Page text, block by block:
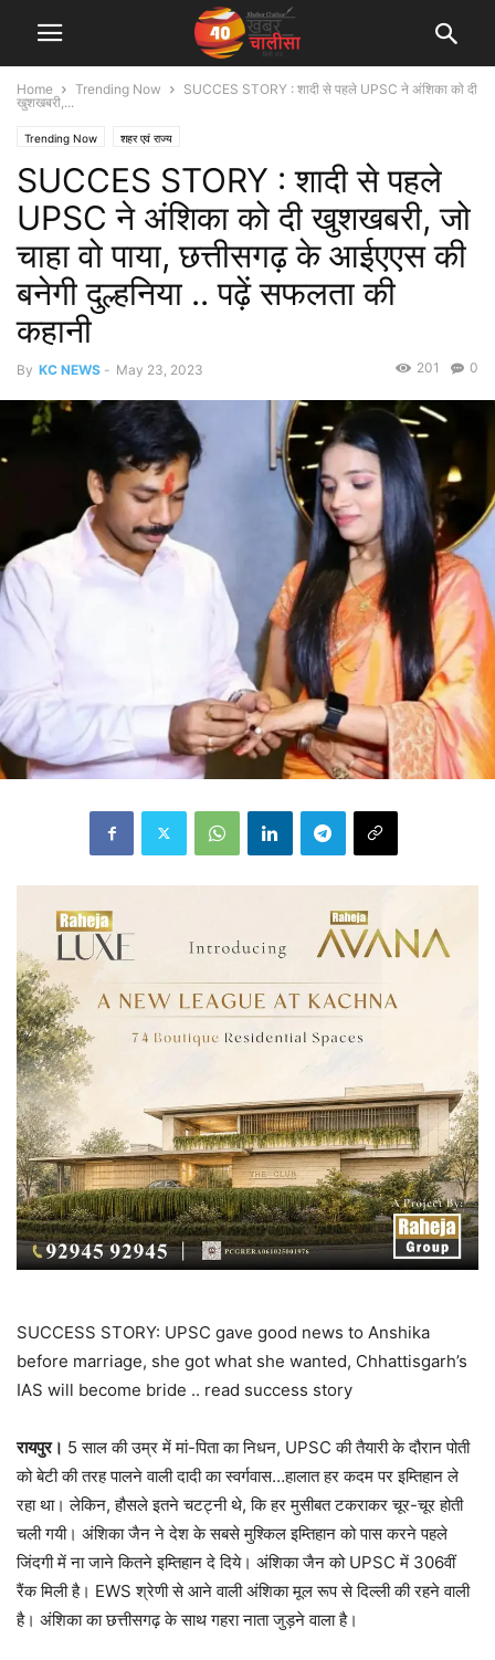
Home Trending Now
SUCCES STORY : शादी से पहले UPSC ने अंशिका को दी
खुशखबरी,...
Trending Now शहर एवं राज्य
SUCCES STORY : शादी से पहले
UPSC ने अंशिका को दी खुशखबरी, जो
चाहा वो पाया, छत्तीसगढ़ के आईएएस की
बनेगी दुल्हनिया .. पढ़ें सफलता की
कहानी
By KC NEWS - May 23, 2023 0
201
SUCCESS STORY: UPSC gave good news to Anshika
before marriage, she got what she wanted, Chhattisgarh’s
IAS will become bride .. read success story
रायपुर। 5 साल की उम्र में मां-पिता का निधन, UPSC की तैयारी के दौरान पोती
को बेटी की तरह पालने वाली दादी का स्वर्गवास…हालात हर कदम पर इम्तिहान ले
रहा था। लेकिन, हौसले इतने चटट्नी थे, कि हर मुसीबत टकराकर चूर-चूर होती
चली गयी। अंशिका जैन ने देश के सबसे मुश्किल इम्तिहान को पास करने पहले
जिंदगी में ना जाने कितने इम्तिहान दे दिये। अंशिका जैन को UPSC में 306वीं
रैंक मिली है। EWS श्रेणी से आने वाली अंशिका मूल रूप से दिल्ली की रहने वाली
है। अंशिका का छत्तीसगढ़ के साथ गहरा नाता जुड़ने वाला है।